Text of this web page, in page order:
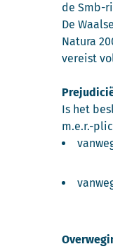
de Smb-
De
Natura
vereist
Is het
m.e.r.-